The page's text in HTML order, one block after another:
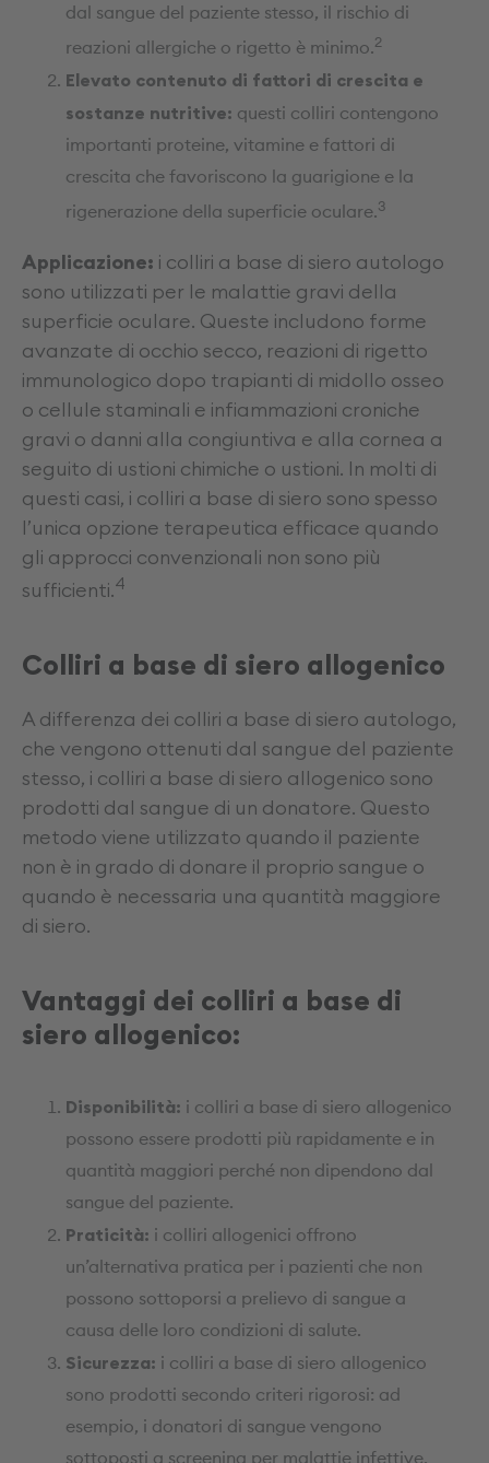
dal sangue del paziente stesso, il rischio di
reazioni allergiche o rigetto è minimo.2
Elevato contenuto di fattori di crescita e
sostanze nutritive: questi colliri contengono
importanti proteine, vitamine e fattori di
crescita che favoriscono la guarigione e la
rigenerazione della superficie oculare.3
Applicazione: i colliri a base di siero autologo
sono utilizzati per le malattie gravi della
superficie oculare. Queste includono forme
avanzate di occhio secco, reazioni di rigetto
immunologico dopo trapianti di midollo osseo
o cellule staminali e infiammazioni croniche
gravi o danni alla congiuntiva e alla cornea a
seguito di ustioni chimiche o ustioni. In molti di
questi casi, i colliri a base di siero sono spesso
l’unica opzione terapeutica efficace quando
gli approcci convenzionali non sono più
sufficienti.4
Colliri a base di siero allogenico
A differenza dei colliri a base di siero autologo,
che vengono ottenuti dal sangue del paziente
stesso, i colliri a base di siero allogenico sono
prodotti dal sangue di un donatore. Questo
metodo viene utilizzato quando il paziente
non è in grado di donare il proprio sangue o
quando è necessaria una quantità maggiore
di siero.
Vantaggi dei colliri a base di
siero allogenico:
Disponibilità: i colliri a base di siero allogenico
possono essere prodotti più rapidamente e in
quantità maggiori perché non dipendono dal
sangue del paziente.
Praticità: i colliri allogenici offrono
un’alternativa pratica per i pazienti che non
possono sottoporsi a prelievo di sangue a
causa delle loro condizioni di salute.
Sicurezza: i colliri a base di siero allogenico
sono prodotti secondo criteri rigorosi: ad
esempio, i donatori di sangue vengono
sottoposti a screening per malattie infettive,